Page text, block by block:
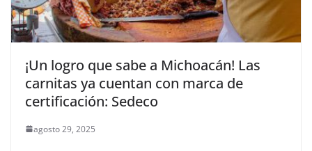
¡Un logro que sabe a Michoacán! Las
carnitas ya cuentan con marca de
certificación: Sedeco
agosto 29, 2025